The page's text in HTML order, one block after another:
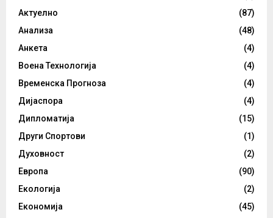
Актуелно
(87)
Анализа
(48)
Анкета
(4)
Воена Технологија
(4)
Временска Прогноза
(4)
Дијаспора
(4)
Дипломатија
(15)
Други Спортови
(1)
Духовност
(2)
Европа
(90)
Екологија
(2)
Економија
(45)